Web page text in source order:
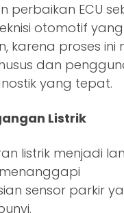
perbaikan ECU
otomotif yang
karena proses ini
dan
yang tepat.
Listrik
listrik menjadi
sensor parkir